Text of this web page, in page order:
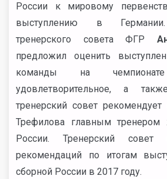
России к мировому
выступлению в Германии.
тренерского совета ФГР
предложил оценить
команды на
удовлетворительное, а
тренерский совет рекомендует
Трефилова главным тренером
России. Тренерский совет
рекомендаций по итогам
сборной России в 2017 году.